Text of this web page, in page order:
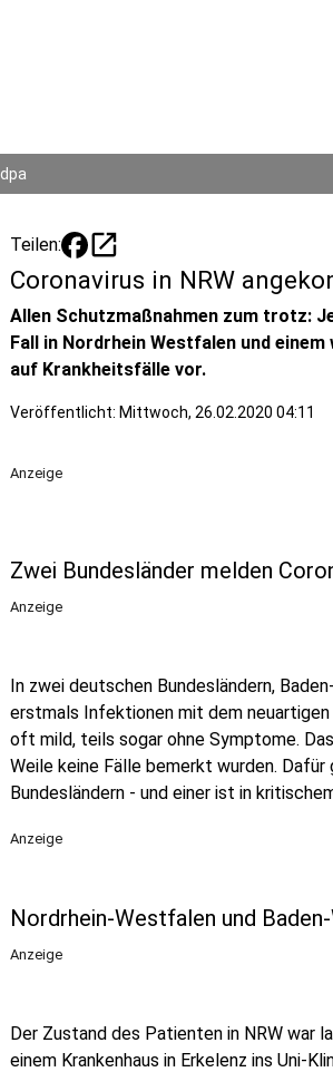
dpa
Teilen: open_in_new
Coronavirus in NRW
Allen Schutzmaßnahmen zum trotz:
Fall in Nordrhein Westfalen und
auf Krankheitsfälle vor.
Veröffentlicht: Mittwoch, 26.02.2020 04:11
Anzeige
Zwei Bundesländer melden
Anzeige
In zwei deutschen Bundesländern,
erstmals Infektionen mit dem
oft mild, teils sogar ohne Symptome.
Weile keine Fälle bemerkt wurden.
Bundesländern - und einer ist in
Anzeige
Nordrhein-Westfalen und
Anzeige
Der Zustand des Patienten in NRW war
einem Krankenhaus in Erkelenz ins Uni-